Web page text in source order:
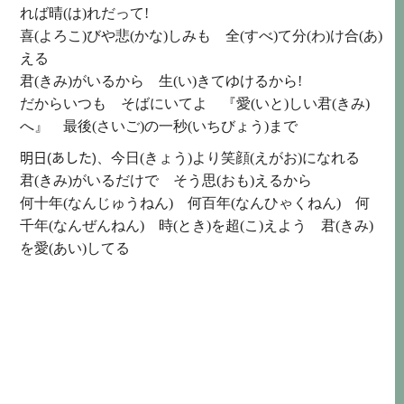
れば晴(は)れだって!
喜(よろこ)びや悲(かな)しみも全(すべ)て分(わ)け合(あ)
える
君(きみ)がいるから生(い)きてゆけるから!
だからいつも そばにいてよ 『愛(いと)しい君(きみ)
へ』最後(さいご)の一秒(いちびょう)まで
明日(あした) 、今日(きょう)より笑顔(えがお)になれる
君(きみ)がいるだけで そう 思(おも)えるから
何十年(なんじゅうねん)
何百年(なんひゃくねん)
何
千年(なんぜんねん)
時(とき)を超(こ)えよう君(きみ)
を愛(あい)してる